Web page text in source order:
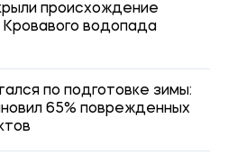
происхождение
Кровавого водопада
по подготовке зимы:
65% поврежденных